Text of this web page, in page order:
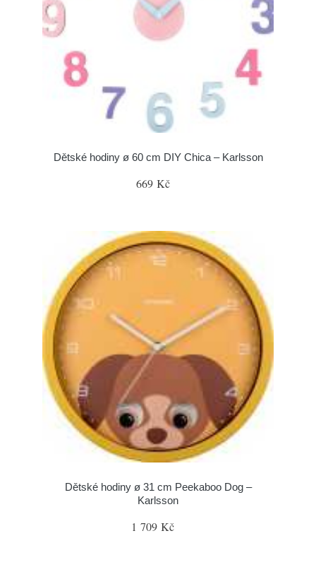
Dětské hodiny ø 60 cm DIY Chica – Karlsson
669 Kč
Dětské hodiny ø 31 cm Peekaboo Dog –
Karlsson
1 709 Kč